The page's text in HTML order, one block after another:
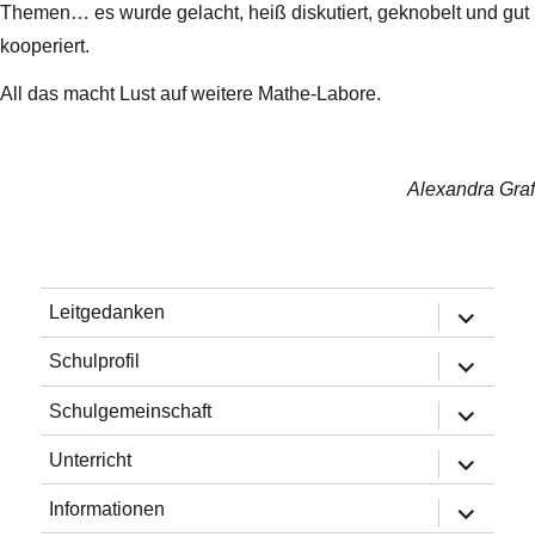
Themen… es wurde gelacht, heiß diskutiert, geknobelt und gut
kooperiert.
All das macht Lust auf weitere Mathe-Labore.
Alexandra Graf
Leitgedanken
öffnen
Schulprofil
öffnen
Schulgemeinschaft
öffnen
Unterricht
öffnen
Informationen
öffnen